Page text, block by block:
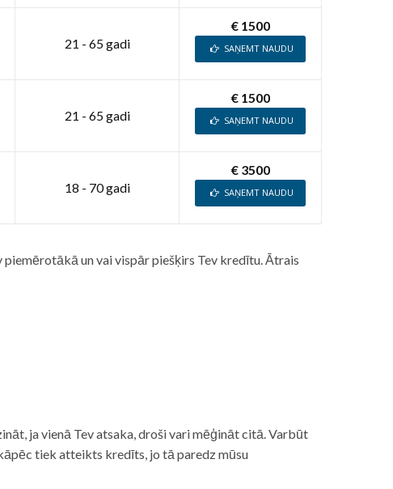
21 - 65 gadi
€ 1500
SAŅEMT NAUDU
21 - 65 gadi
€ 1500
SAŅEMT NAUDU
18 - 70 gadi
€ 3500
SAŅEMT NAUDU
un vai vispār piešķirs Tev kredītu. Ātrais
ja vienā Tev atsaka, droši vari mēģināt citā. Varbūt
tiek atteikts kredīts, jo tā paredz mūsu